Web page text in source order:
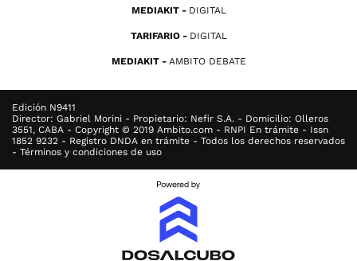
MEDIAKIT DIGITAL
TARIFARIO DIGITAL
MEDIAKIT AMBITO DEBATE
Edición N9411
Director: Gabriel Morini - Propietario: Nefir S.A. - Domicilio: Olleros
3551, CABA - Copyright © 2019 Ambito.com - RNPI En trámite - Issn
1852 9232 - Registro DNDA en trámite - Todos los derechos reservados
- Términos y condiciones de uso